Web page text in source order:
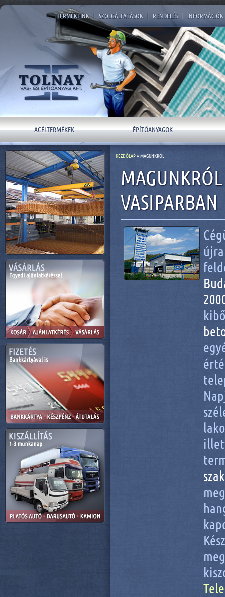
TERMÉKEINK SZOLGÁLTATÁSOK RENDELÉS INFORMÁCIÓK
ACÉLTERMÉKEK ÉPÍTŐANYAGOK
VASIPARBAN
KEZDŐLAP» MAGUNKRÓL